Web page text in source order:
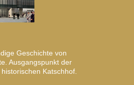
Geschichte von
Ausgangspunkt der
Katschhof.